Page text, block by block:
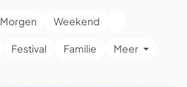
Morgen Weekend
Festival Familie Meer